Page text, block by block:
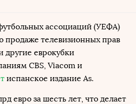
ассоциаций (УЕФА)
продаже телевизионных прав
другие еврокубки
CBS, Viacom и
испанское издание As.
евро за шесть лет, что делает